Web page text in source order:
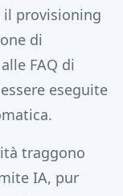
il provisioning
di
FAQ di
eseguite
traggono
IA, pur